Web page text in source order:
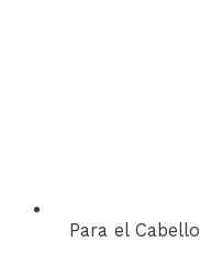
Para el Cabello